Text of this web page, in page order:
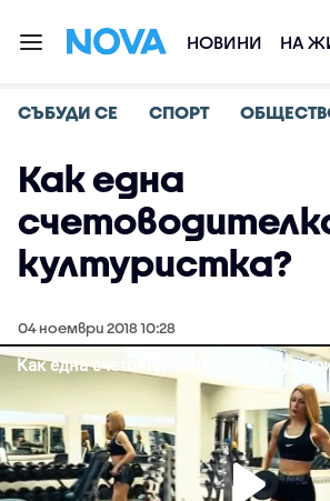
НОВИНИ НА
СЪБУДИ СЕ СПОРТ
Как една
културистка?
04 ноември 2018 10:28